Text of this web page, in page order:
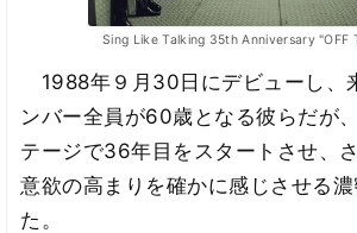
Sing Like Talking 35th Anniversary "OFF
1988年９月30日にデビューし、
ンバー全員が60歳となる彼らだが
テージで36年目をスタートさせ、
意欲の高まりを確かに感じさせる
た。